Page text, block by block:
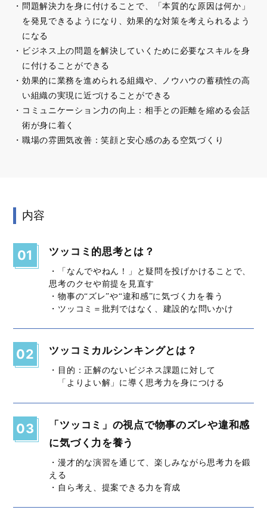
問題解決力を身に付けることで、「本質的な原因は何か」
を発見できるようになり、効果的な対策を考えられるよう
になる
ビジネス上の問題を解決していくために必要なスキルを身
に付けることができる
効果的に業務を進められる組織や、ノウハウの蓄積性の高
い組織の実現に近づけることができる
コミュニケーション力の向上：相手との距離を縮める会話
術が身に着く
職場の雰囲気改善：笑顔と安心感のある空気づくり
内容
01 ツッコミ的思考とは？
・「なんでやねん！」と疑問を投げかけることで、
思考のクセや前提を見直す
・物事の“ズレ”や“違和感”に気づく力を養う
・ツッコミ＝批判ではなく、建設的な問いかけ
02 ツッコミカルシンキングとは？
・目的：正解のないビジネス課題に対して
「よりよい解」に導く思考力を身につける
03
「ツッコミ」の視点で物事のズレや違和感
に気づく力を養う
・漫才的な演習を通じて、楽しみながら思考力を鍛
える
・自ら考え、提案できる力を育成